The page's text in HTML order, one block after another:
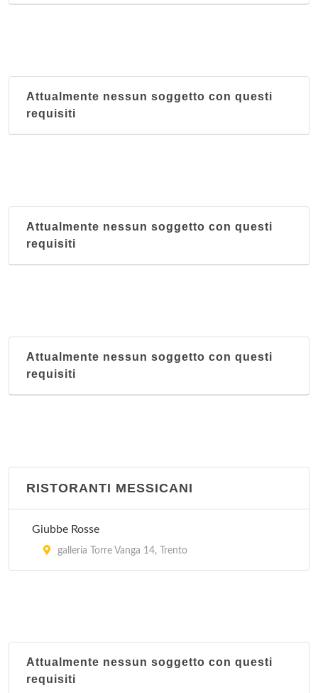
Attualmente nessun soggetto con questi
requisiti
Attualmente nessun soggetto con questi
requisiti
Attualmente nessun soggetto con questi
requisiti
RISTORANTI MESSICANI
Giubbe Rosse
galleria Torre Vanga 14, Trento
Attualmente nessun soggetto con questi
requisiti